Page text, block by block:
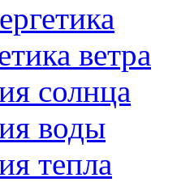
ветра
солнца
воды
тепла